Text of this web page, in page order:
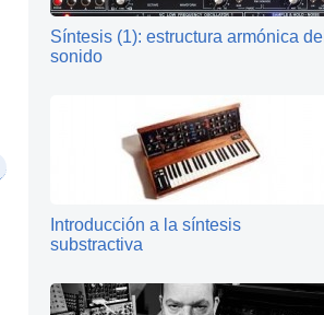
Síntesis (1): estructura armónica del
sonido
Introducción a la síntesis
substractiva